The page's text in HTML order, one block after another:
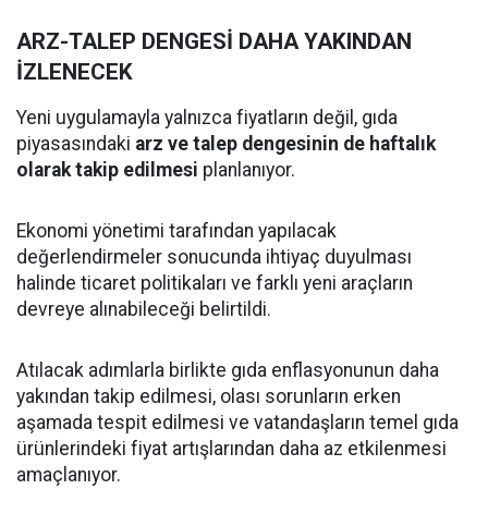
ARZ-TALEP DENGESİ DAHA YAKINDAN
İZLENECEK
Yeni uygulamayla yalnızca fiyatların değil, gıda
piyasasındaki arz ve talep dengesinin de haftalık
olarak takip edilmesi planlanıyor.
Ekonomi yönetimi tarafından yapılacak
değerlendirmeler sonucunda ihtiyaç duyulması
halinde ticaret politikaları ve farklı yeni araçların
devreye alınabileceği belirtildi.
Atılacak adımlarla birlikte gıda enflasyonunun daha
yakından takip edilmesi, olası sorunların erken
aşamada tespit edilmesi ve vatandaşların temel gıda
ürünlerindeki fiyat artışlarından daha az etkilenmesi
amaçlanıyor.